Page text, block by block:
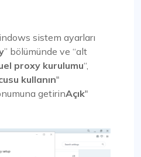
sistem ayarları
” bölümünde ve “alt
proxy kurulumu“,
kullanın"
getirinAçık"